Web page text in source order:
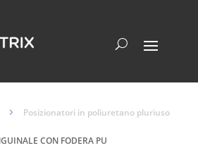
5 Posizionatori in poliuretano pluriuso
CON FODERA PU